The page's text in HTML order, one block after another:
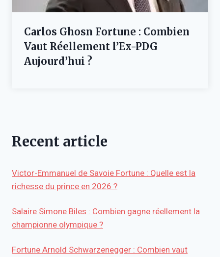
Carlos Ghosn Fortune : Combien
Vaut Réellement l’Ex-PDG
Aujourd’hui ?
Recent article
Victor-Emmanuel de Savoie Fortune : Quelle est la
richesse du prince en 2026 ?
Salaire Simone Biles : Combien gagne réellement la
championne olympique ?
Fortune Arnold Schwarzenegger : Combien vaut